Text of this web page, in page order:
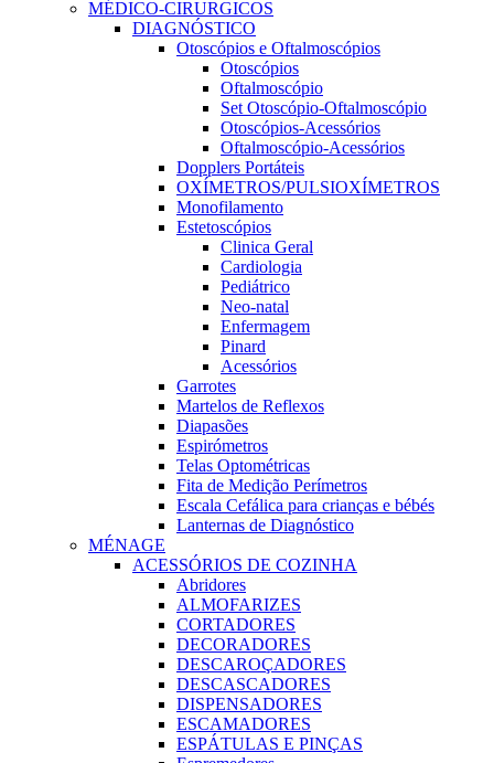
MÉDICO-CIRURGICOS
DIAGNÓSTICO
Otoscópios e Oftalmoscópios
Otoscópios
Oftalmoscópio
Set Otoscópio-Oftalmoscópio
Otoscópios-Acessórios
Oftalmoscópio-Acessórios
Dopplers Portáteis
OXÍMETROS/PULSIOXÍMETROS
Monofilamento
Estetoscópios
Clinica Geral
Cardiologia
Pediátrico
Neo-natal
Enfermagem
Pinard
Acessórios
Garrotes
Martelos de Reflexos
Diapasões
Espirómetros
Telas Optométricas
Fita de Medição Perímetros
Escala Cefálica para crianças e bébés
Lanternas de Diagnóstico
MÉNAGE
ACESSÓRIOS DE COZINHA
Abridores
ALMOFARIZES
CORTADORES
DECORADORES
DESCAROÇADORES
DESCASCADORES
DISPENSADORES
ESCAMADORES
ESPÁTULAS E PINÇAS